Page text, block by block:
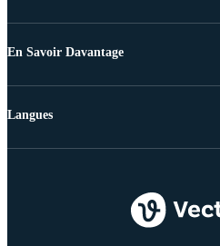
En Savoir Davantage
Langues